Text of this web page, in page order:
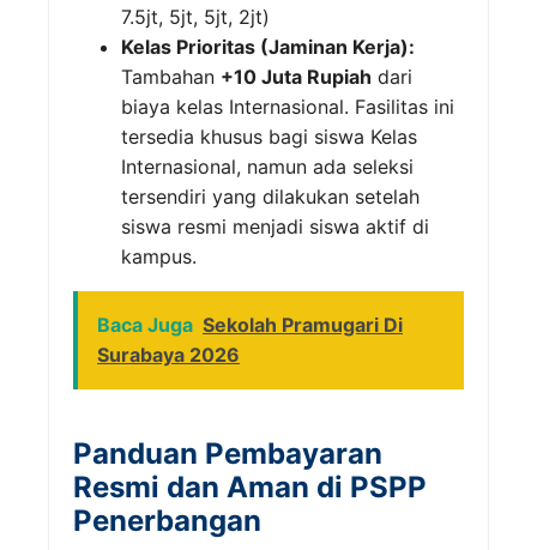
7.5jt, 5jt, 5jt, 2jt)
Kelas Prioritas (Jaminan Kerja):
Tambahan +10 Juta Rupiah dari
biaya kelas Internasional. Fasilitas ini
tersedia khusus bagi siswa Kelas
Internasional, namun ada seleksi
tersendiri yang dilakukan setelah
siswa resmi menjadi siswa aktif di
kampus.
Baca Juga Sekolah Pramugari Di
Surabaya 2026
Panduan Pembayaran
Resmi dan Aman di PSPP
Penerbangan